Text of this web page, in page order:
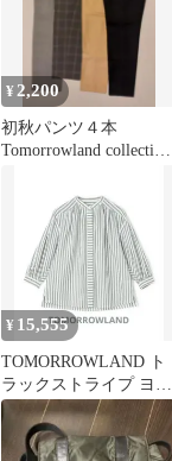
¥ 2,200
初秋パンツ４本
Tomorrowland collection
¥ 15,555
TOMORROWLAND ト
ラックストライプ ヨー
クスリーブブラウス